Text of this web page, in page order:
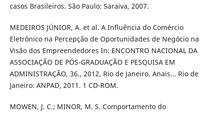
casos Brasileiros. São Paulo: Saraiva, 2007.
MEDEIROS JÚNIOR, A. et al. A Influência do Comércio
Eletrônico na Percepção de Oportunidades de Negócio na
Visão dos Empreendedores In: ENCONTRO NACIONAL DA
ASSOCIAÇÃO DE PÓS-GRADUAÇÃO E PESQUISA EM
ADMINISTRAÇÃO, 36., 2012, Rio de Janeiro. Anais... Rio de
Janeiro: ANPAD, 2011. 1 CD-ROM.
MOWEN, J. C.; MINOR, M. S. Comportamento do